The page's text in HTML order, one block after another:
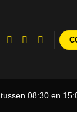
08:30 en